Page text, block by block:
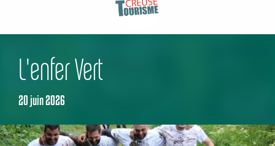
L'enfer Vert
20 juin 2026